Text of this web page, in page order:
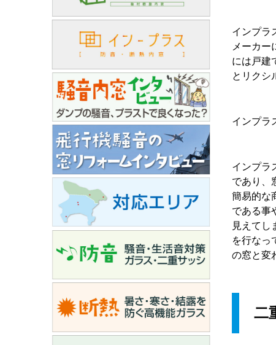
インプラ
メーカー
には戸建
とリクシ
インプラ
インプラ
であり、
簡易的な
である事
見えてし
を行なっ
の窓と変
二